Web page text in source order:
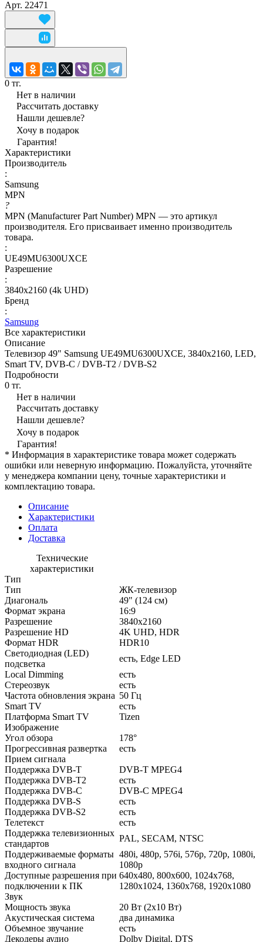
Арт. 22471
0 тг.
Нет в наличии
Рассчитать доставку
Нашли дешевле?
Хочу в подарок
Гарантия!
Характеристики
Производитель
:
Samsung
MPN
?
MPN (Manufacturer Part Number) MPN — это артикул
производителя. Его присваивает именно производитель
товара.
:
UE49MU6300UXCE
Разрешение
:
3840x2160 (4k UHD)
Бренд
:
Samsung
Все характеристики
Описание
Телевизор 49" Samsung UE49MU6300UXCE, 3840x2160, LED,
Smart TV, DVB-C / DVB-T2 / DVB-S2
Подробности
0 тг.
Нет в наличии
Рассчитать доставку
Нашли дешевле?
Хочу в подарок
Гарантия!
* Информация в характеристике товара может содержать
ошибки или неверную информацию. Пожалуйста, уточняйте
у менеджера компании цену, точные характеристики и
комплектацию товара.
Описание
Характеристики
Оплата
Доставка
Технические
характеристики
Тип
Тип
ЖК-телевизор
Диагональ
49" (124 см)
Формат экрана
16:9
Разрешение
3840x2160
Разрешение HD
4K UHD, HDR
Формат HDR
HDR10
Светодиодная (LED)
подсветка
есть, Edge LED
Local Dimming
есть
Стереозвук
есть
Частота обновления экрана 50 Гц
Smart TV
есть
Платформа Smart TV
Tizen
Изображение
Угол обзора
178°
Прогрессивная развертка
есть
Прием сигнала
Поддержка DVB-T
DVB-T MPEG4
Поддержка DVB-T2
есть
Поддержка DVB-C
DVB-C MPEG4
Поддержка DVB-S
есть
Поддержка DVB-S2
есть
Телетекст
есть
Поддержка телевизионных
стандартов
PAL, SECAM, NTSC
Поддерживаемые форматы
входного сигнала
480i, 480p, 576i, 576p, 720p, 1080i,
1080p
Доступные разрешения при
подключении к ПК
640x480, 800x600, 1024x768,
1280x1024, 1360x768, 1920x1080
Звук
Мощность звука
20 Вт (2х10 Вт)
Акустическая система
два динамика
Объемное звучание
есть
Декодеры аудио
Dolby Digital, DTS